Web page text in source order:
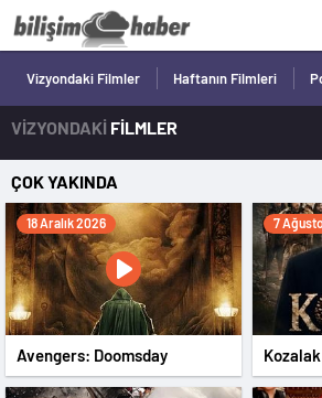
Vizyondaki Filmler Haftanın Filmleri
VİZYONDAKİ FİLMLER
ÇOK YAKINDA
18 Aralık 2026
Avengers: Doomsday
7